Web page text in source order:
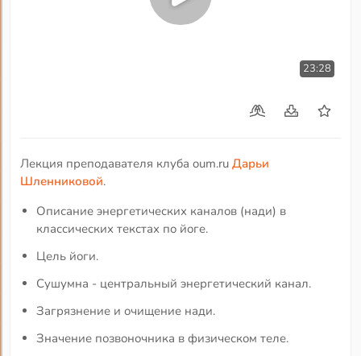
23:28
Лекция преподавателя клуба oum.ruДарьи
Шленниковой.
Описание энергетических каналов (нади) в
классических текстах по йоге.
Цель йоги.
Сушумна - центральный энергетический канал.
Загрязнение и очищение нади.
Значение позвоночника в физическом теле.